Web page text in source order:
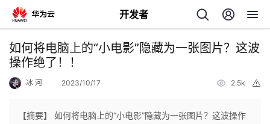
开发者
返
回
如何将电脑上的“小电影”隐藏为一张图片？这波
操作绝了！！
冰 河 2023/10/17 2.5k
【摘要】 如何将电脑上的“小电影”隐藏为一张图片？这波操作